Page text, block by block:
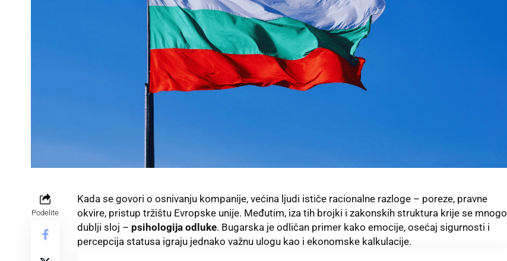
Podelite
Kada se govori o osnivanju kompanije, većina ljudi ističe racionalne razloge – poreze, pravne
okvire, pristup tržištu Evropske unije. Međutim, iza tih brojki i zakonskih struktura krije se mnogo
dublji sloj – psihologija odluke. Bugarska je odličan primer kako emocije, osećaj sigurnosti i
percepcija statusa igraju jednako važnu ulogu kao i ekonomske kalkulacije.